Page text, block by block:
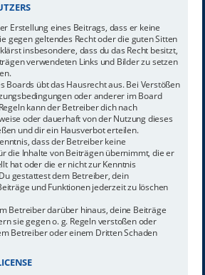
Erstellung eines Beitrags, dass er keine
gegen geltendes Recht oder die guten Sitten
insbesondere, dass du das Recht besitzt,
verwendeten Links und Bilder zu setzen
Boards übt das Hausrecht aus. Bei Verstößen
oder anderer im Board
kann der Betreiber dich nach
oder dauerhaft von der Nutzung dieses
und dir ein Hausverbot erteilen.
dass der Betreiber keine
die Inhalte von Beiträgen übernimmt, die er
hat oder die er nicht zur Kenntnis
gestattest dem Betreiber, dein
und Funktionen jederzeit zu löschen
Betreiber darüber hinaus, deine Beiträge
sie gegen o. g. Regeln verstoßen oder
Betreiber oder einem Dritten Schaden